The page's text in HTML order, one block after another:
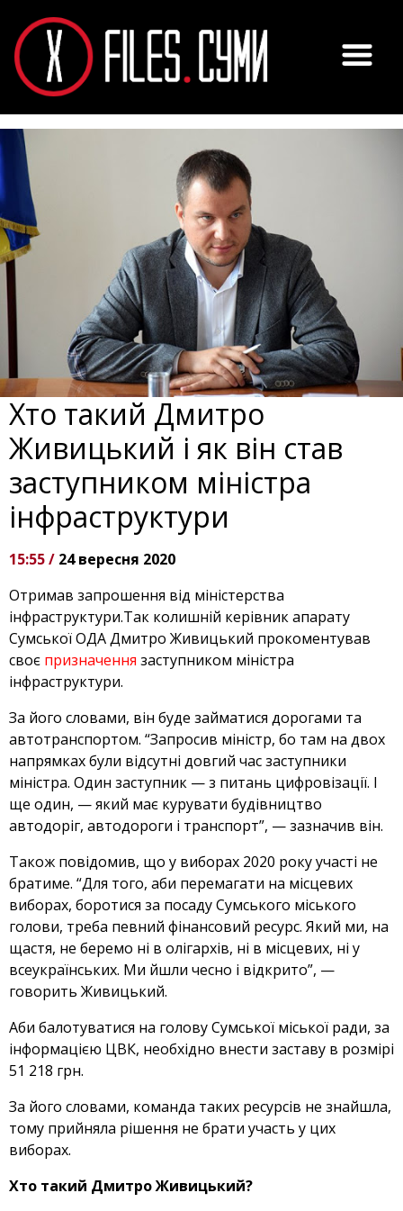
Хто такий Дмитро
Живицький і як він став
заступником міністра
інфраструктури
15:55 / 24 вересня 2020
Отримав запрошення від міністерства
інфраструктури.Так колишній керівник апарату
Сумської ОДА Дмитро Живицький прокоментував
своє призначення заступником міністра
інфраструктури.
За його словами, він буде займатися дорогами та
автотранспортом. “Запросив міністр, бо там на двох
напрямках були відсутні довгий час заступники
міністра. Один заступник — з питань цифровізації. І
ще один, — який має курувати будівництво
автодоріг, автодороги і транспорт”, — зазначив він.
Також повідомив, що у виборах 2020 року участі не
братиме. “Для того, аби перемагати на місцевих
виборах, боротися за посаду Сумського міського
голови, треба певний фінансовий ресурс. Який ми, на
щастя, не беремо ні в олігархів, ні в місцевих, ні у
всеукраїнських. Ми йшли чесно і відкрито”, —
говорить Живицький.
Аби балотуватися на голову Сумської міської ради, за
інформацією ЦВК, необхідно внести заставу в розмірі
51 218 грн.
За його словами, команда таких ресурсів не знайшла,
тому прийняла рішення не брати участь у цих
виборах.
Хто такий Дмитро Живицький?